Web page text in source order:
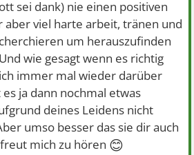
sei dank) nie einen positiven
aber viel harte arbeit, tränen und
um herauszufinden
wie gesagt wenn es richtig
immer mal wieder darüber
ja dann nochmal etwas
deines Leidens nicht
umso besser das sie dir auch
mich zu hören 😊